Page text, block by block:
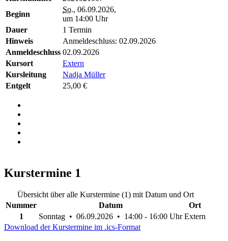
Beginn
So., 06.09.2026,
um 14:00 Uhr
Dauer
1 Termin
Hinweis
Anmeldeschluss: 02.09.2026
Anmeldeschluss 02.09.2026
Kursort
Extern
Kursleitung
Nadja Müller
Entgelt
25,00 €
Kurstermine 1
Übersicht über alle Kurstermine (1) mit Datum und Ort
Nummer
Datum
Ort
1
Sonntag • 06.09.2026 • 14:00 - 16:00 Uhr Extern
Download der Kurstermine im .ics-Format